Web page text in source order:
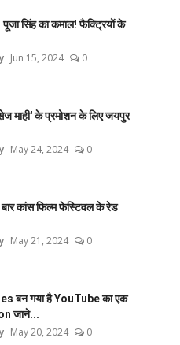
पूजा सिंह का कमाल! फैक्ट्रियों के
Jun 15, 2024 0
माही' के प्रमोशन के लिए जयपुर
May 24, 2024 0
बार कांस फिल्म फेस्टिवल के रेड
May 21, 2024 0
बन गया है YouTube का एक
जाने...
May 20, 2024 0